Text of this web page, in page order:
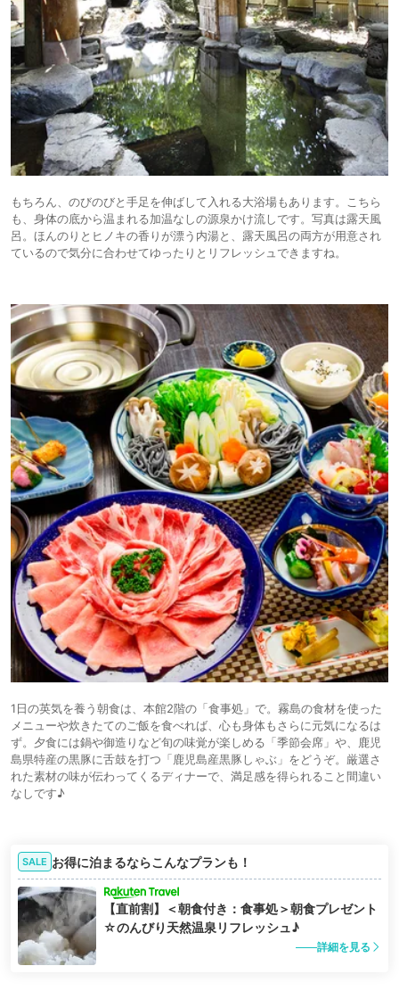
もちろん、のびのびと手足を伸ばして入れる大浴場もあります。こちら
も、身体の底から温まれる加温なしの源泉かけ流しです。写真は露天風
呂。ほんのりとヒノキの香りが漂う内湯と、露天風呂の両方が用意され
ているので気分に合わせてゆったりとリフレッシュできますね。
1日の英気を養う朝食は、本館2階の「食事処」で。霧島の食材を使った
メニューや炊きたてのご飯を食べれば、心も身体もさらに元気になるは
ず。夕食には鍋や御造りなど旬の味覚が楽しめる「季節会席」や、鹿児
島県特産の黒豚に舌鼓を打つ「鹿児島産黒豚しゃぶ」をどうぞ。厳選さ
れた素材の味が伝わってくるディナーで、満足感を得られること間違い
なしです♪
SALE お得に泊まるならこんなプランも！
【直前割】＜朝食付き：食事処＞朝食プレゼント
☆のんびり天然温泉リフレッシュ♪
詳細を見る